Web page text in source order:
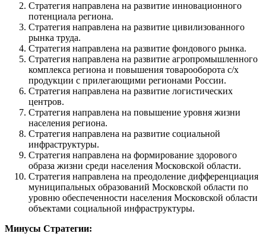
Стратегия направлена на развитие инновационного
потенциала региона.
Стратегия направлена на развитие цивилизованного
рынка труда.
Стратегия направлена на развитие фондового рынка.
Стратегия направлена на развитие агропромышленного
комплекса региона и повышения товарооборота с/х
продукции с прилегающими регионами России.
Стратегия направлена на развитие логистических
центров.
Стратегия направлена на повышение уровня жизни
населения региона.
Стратегия направлена на развитие социальной
инфраструктуры.
Стратегия направлена на формирование здорового
образа жизни среди населения Московской области.
Стратегия направлена на преодоление дифференциация
муниципальных образований Московской области по
уровню обеспеченности населения Московской области
объектами социальной инфраструктуры.
Минусы Стратегии: